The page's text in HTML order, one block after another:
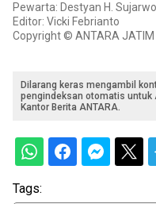
Pewarta: Destyan H.
Editor: Vicki Febrianto
Copyright © ANTARA JATIM
Dilarang keras mengambil
pengindeksan otomatis untuk
Kantor Berita ANTARA.
Tags: